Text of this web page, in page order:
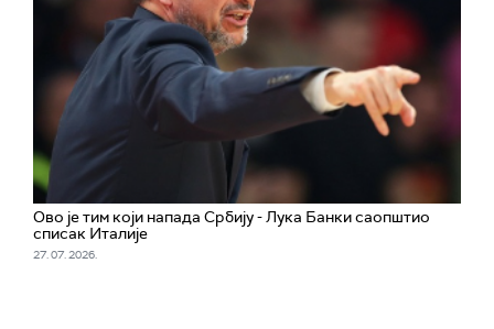
Ово је тим који напада Србију - Лука Банки саопштио
списак Италије
27. 07. 2026.